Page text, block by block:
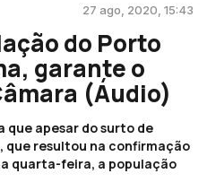
27 ago, 2020, 15:43
do Porto
garante o
(Áudio)
que apesar do surto de
que resultou na confirmação
quarta-feira, a população